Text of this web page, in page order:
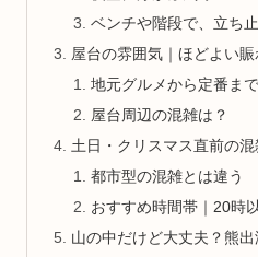
ベンチや階段で、立ち
屋台の雰囲気｜ほどよい
地元グルメから定番ま
屋台周辺の混雑は？
土日・クリスマス直前の
都市型の混雑とは違う
おすすめ時間帯｜20時
山の中だけど大丈夫？熊